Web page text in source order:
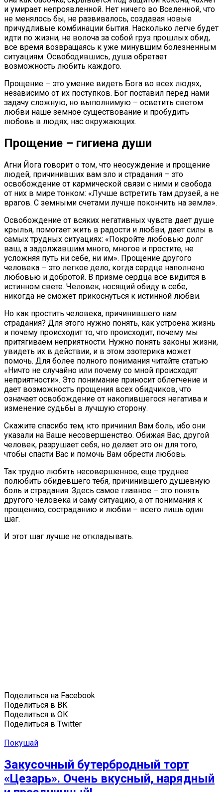
и умирает непроявленной. Нет ничего во Вселенной, что
не менялось бы, не развивалось, создавая новые
причудливые комбинации бытия. Насколько легче будет
идти по жизни, не волоча за собой груз прошлых обид,
все время возвращаясь к уже минувшим болезненным
ситуациям. Освободившись, душа обретает
возможность любить каждого.
Прощение – это умение видеть Бога во всех людях,
независимо от их поступков. Бог поставил перед нами
задачу сложную, но выполнимую – осветить светом
любви наше земное существование и пробудить
любовь в людях, нас окружающих.
Прощение – гигиена души
Агни Йога говорит о том, что неосуждение и прощение
людей, причинивших вам зло и страдания – это
освобождение от кармической связи с ними и свобода
от них в мире тонком: «Лучше встретить там друзей, а не
врагов. С земными счетами лучше покончить на земле».
Освобождение от всяких негативных чувств дает душе
крылья, помогает жить в радости и любви, дает силы в
самых трудных ситуациях: «Покройте любовью долг
ваш, а задолжавшим много, многое и простите, не
усложняя путь ни себе, ни им». Прощение другого
человека – это легкое дело, когда сердце наполнено
любовью и добротой. В призме сердца все видится в
истинном свете. Человек, носящий обиду в себе,
никогда не сможет прикоснуться к истинной любви.
Но как простить человека, причинившего нам
страдания? Для этого нужно понять, как устроена жизнь
и почему происходит то, что происходит, почему мы
притягиваем неприятности. Нужно понять законы жизни,
увидеть их в действии, и в этом эзотерика может
помочь. Для более полного понимания читайте статью
«Ничто не случайно или почему со мной происходят
неприятности». Это понимание приносит облегчение и
дает возможность прощения всех обидчиков, что
означает освобождение от накопившегося негатива и
изменение судьбы в лучшую сторону.
Скажите спасибо тем, кто причинил Вам боль, ибо они
указали на Ваше несовершенство. Обижая Вас, другой
человек, разрушает себя, но делает это он для того,
чтобы спасти Вас и помочь Вам обрести любовь.
Так трудно любить несовершенное, еще труднее
полюбить обидевшего тебя, причинившего душевную
боль и страдания. Здесь самое главное – это понять
другого человека и саму ситуацию, а от понимания к
прощению, состраданию и любви – всего лишь один
шаг.
И этот шаг лучше не откладывать.
Поделиться на Facebook
Поделиться в ВК
Поделиться в ОК
Поделиться в Twitter
Покушай
Закусочный бутербродный торт
«Цезарь». Очень вкусный, нарядный